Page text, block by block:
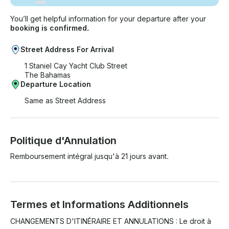
suffisamment de places assises pour que le bateau
passe de la pêche au divertissement . Une sortie de
pêche ressemble à une croisière d'une journée
meilleurs pour affronter les pires conditions, vous
sentirez la différence qu'apporte l'hydrolift. Un
lavabo d'eau douce est idéalement situé à l'arrière du
bateau pour le rinçage.
You’ll get helpful information for your departure after your
booking is confirmed.
Street Address For Arrival
1 Staniel Cay Yacht Club Street
The Bahamas
Departure Location
Same as Street Address
Politique d'Annulation
Remboursement intégral jusqu'à 21 jours avant.
Termes et Informations Additionnels
CHANGEMENTS D'ITINÉRAIRE ET ANNULATIONS : Le droit à